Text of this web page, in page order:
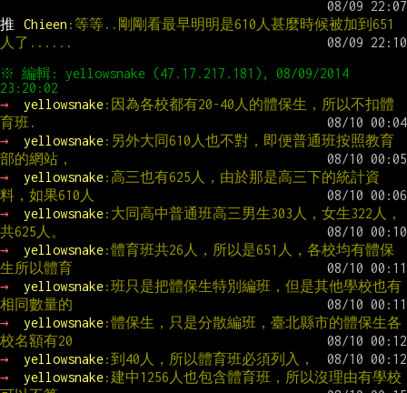
推 Chieen :等等..剛剛看最早明明是610人甚麼時候被加到651
人了......
※ 編輯: yellowsnake (47.17.217.181), 08/09/2014
→
yellowsnake:因為各校都有20-40人的體保生，所以不扣體
育班.
→
yellowsnake:另外大同610人也不對，即便普通班按照教育
部的網站，
→
yellowsnake:高三也有625人，由於那是高三下的統計資
料，如果610人
→
yellowsnake:大同高中普通班高三男生303人，女生322人，
共625人。
→
yellowsnake:體育班共26人，所以是651人，各校均有體保
生所以體育
→
yellowsnake:班只是把體保生特別編班，但是其他學校也有
相同數量的
→
yellowsnake:體保生，只是分散編班，臺北縣市的體保生各
校名額有20
→
yellowsnake:到40人，所以體育班必須列入，
→
yellowsnake:建中1256人也包含體育班，所以沒理由有學校